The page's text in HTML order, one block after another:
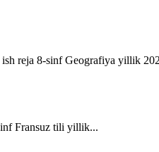
reja 8-sinf Geografiya yillik
Fransuz tili yillik...